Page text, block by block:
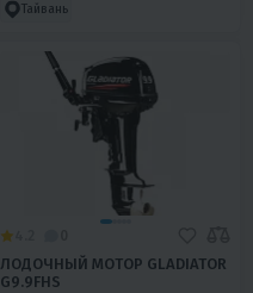
Тайвань
ЛОДОЧНЫЙ МОТОР GLADIATOR
G9.9FHS